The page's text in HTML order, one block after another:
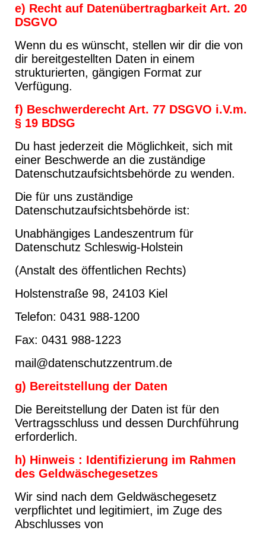
e) Recht auf Datenübertragbarkeit Art. 20
DSGVO
Wenn du es wünscht, stellen wir dir die von
dir bereitgestellten Daten in einem
strukturierten, gängigen Format zur
Verfügung.
f) Beschwerderecht Art. 77 DSGVO i.V.m.
§ 19 BDSG
Du hast jederzeit die Möglichkeit, sich mit
einer Beschwerde an die zuständige
Datenschutzaufsichtsbehörde zu wenden.
Die für uns zuständige
Datenschutzaufsichtsbehörde ist:
Unabhängiges Landeszentrum für
Datenschutz Schleswig-Holstein
(Anstalt des öffentlichen Rechts)
Holstenstraße 98, 24103 Kiel
Telefon: 0431 988-1200
Fax: 0431 988-1223
mail@datenschutzzentrum.de
g) Bereitstellung der Daten
Die Bereitstellung der Daten ist für den
Vertragsschluss und dessen Durchführung
erforderlich.
h) Hinweis : Identifizierung im Rahmen
des Geldwäschegesetzes
Wir sind nach dem Geldwäschegesetz
verpflichtet und legitimiert, im Zuge des
Abschlusses von